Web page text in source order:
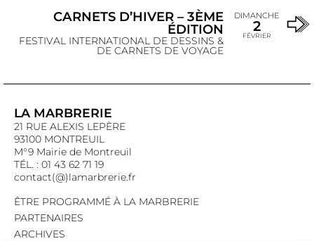
CARNETS D’HIVER – 3ÈME
ÉDITION
FESTIVAL INTERNATIONAL DE DESSINS &
DE CARNETS DE VOYAGE
DIMANCHE
2
FÉVRIER
LA MARBRERIE
21 RUE ALEXIS LEPÈRE
93100 MONTREUIL
M°9 Mairie de Montreuil
TÉL. : 01 43 62 71 19
contact(@)lamarbrerie.fr
ÊTRE PROGRAMMÉ À LA MARBRERIE
PARTENAIRES
ARCHIVES